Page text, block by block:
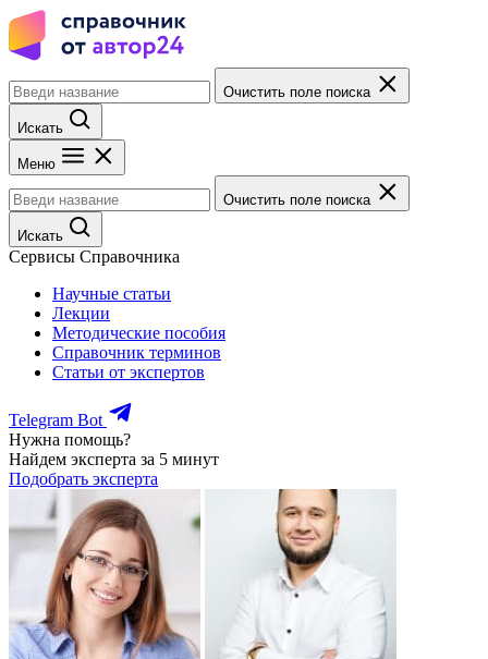
Очистить поле поиска
Искать
Меню
Очистить поле поиска
Искать
Сервисы Справочника
Научные статьи
Лекции
Методические пособия
Справочник терминов
Статьи от экспертов
Telegram Bot
Нужна помощь?
Найдем эксперта за 5 минут
Подобрать эксперта